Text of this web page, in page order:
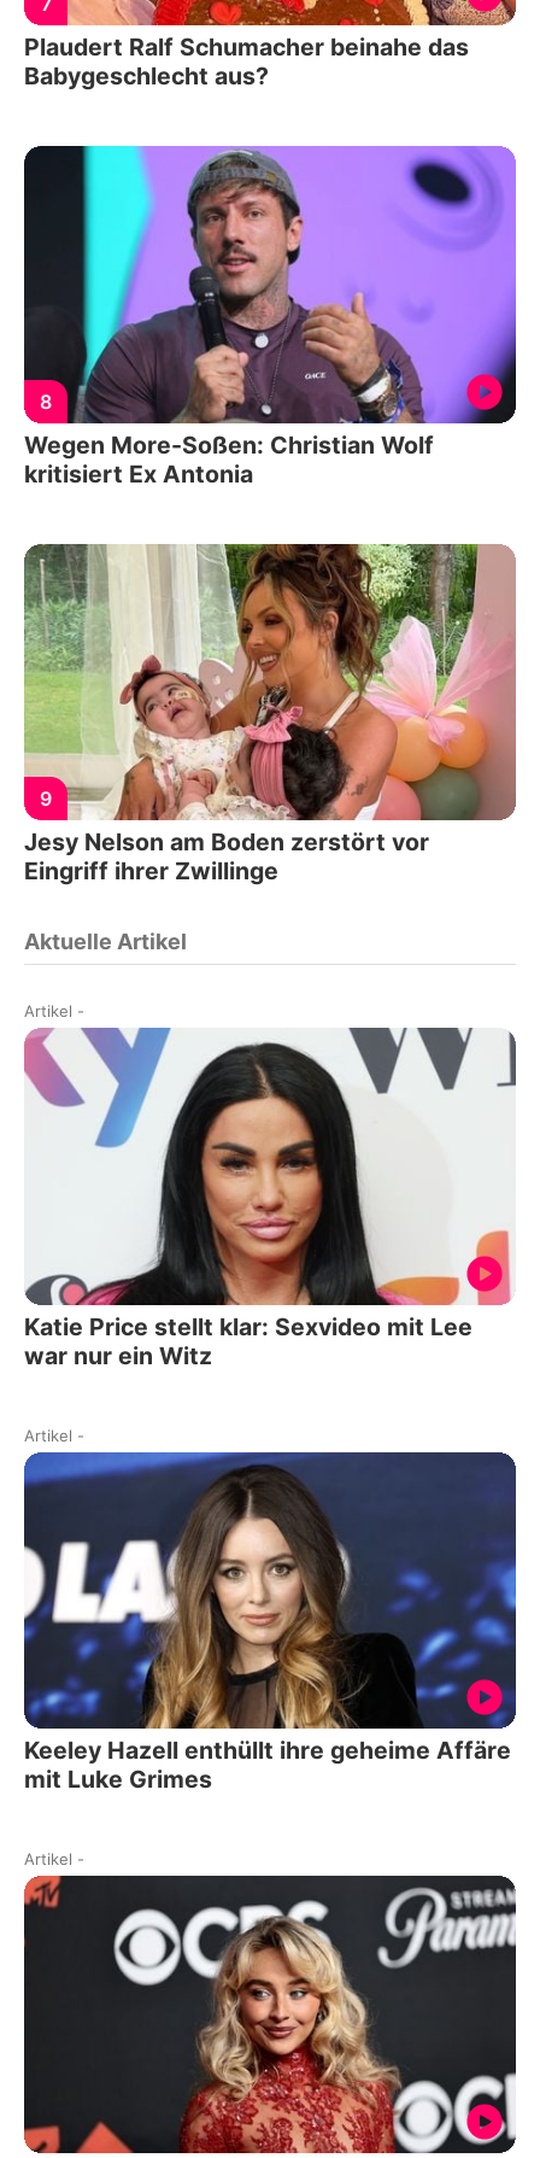
Plaudert Ralf Schumacher beinahe das
Babygeschlecht aus?
8
Wegen More-Soßen: Christian Wolf
kritisiert Ex Antonia
9
Jesy Nelson am Boden zerstört vor
Eingriff ihrer Zwillinge
Aktuelle Artikel
Artikel -
Katie Price stellt klar: Sexvideo mit Lee
war nur ein Witz
Artikel -
Keeley Hazell enthüllt ihre geheime Affäre
mit Luke Grimes
Artikel -